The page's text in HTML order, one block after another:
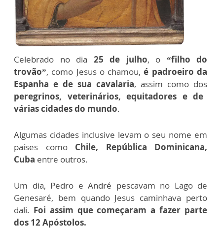
Celebrado no dia 25 de julho, o “filho do
trovão”, como Jesus o chamou,é padroeiro da
Espanha e de sua cavalaria, assim como dos
peregrinos, veterinários, equitadores e de
várias cidades do mundo.
Algumas cidades inclusive levam o seu nome em
países como Chile, República Dominicana,
Cuba entre outros.
Um dia, Pedro e André pescavam no Lago de
Genesaré, bem quando Jesus caminhava perto
dali. Foi assim que começaram a fazer parte
dos 12 Apóstolos.